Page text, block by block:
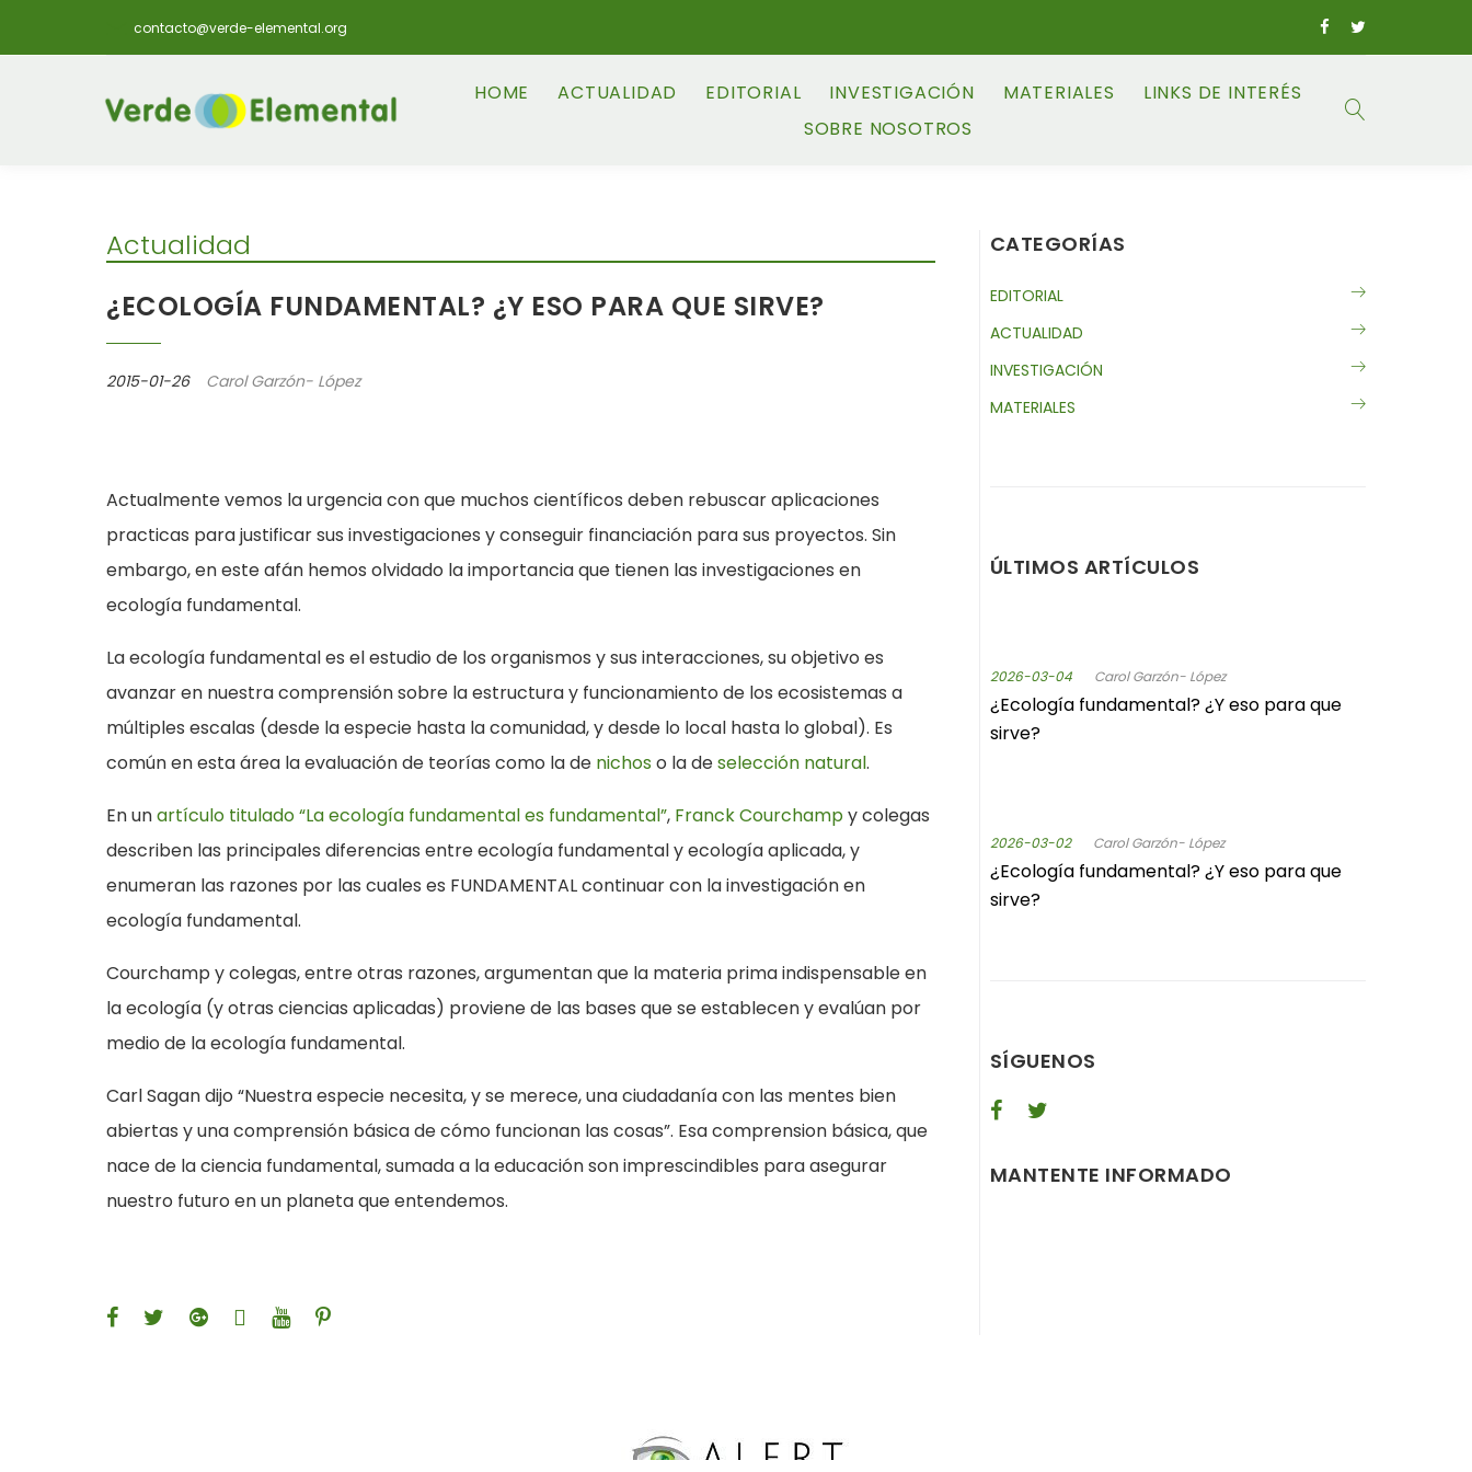
contacto@verde-elemental.org
HOME ACTUALIDAD EDITORIAL INVESTIGACIÓN MATERIALES
LINKS DE INTERÉS
SOBRE NOSOTROS
Actualidad
¿ECOLOGÍA FUNDAMENTAL? ¿Y ESO PARA QUE SIRVE?
2015-01-26 Carol Garzón- López
Actualmente vemos la urgencia con que muchos científicos deben rebuscar aplicaciones
practicas para justificar sus investigaciones y conseguir financiación para sus proyectos. Sin
embargo, en este afán hemos olvidado la importancia que tienen las investigaciones en
ecología fundamental.
La ecología fundamental es el estudio de los organismos y sus interacciones, su objetivo es
avanzar en nuestra comprensión sobre la estructura y funcionamiento de los ecosistemas a
múltiples escalas (desde la especie hasta la comunidad, y desde lo local hasta lo global). Es
común en esta área la evaluación de teorías como la de nichos o la deselección natural.
En unartículo titulado “La ecología fundamental es fundamental”, Franck Courchampy colegas
describen las principales diferencias entre ecología fundamental y ecología aplicada, y
enumeran las razones por las cuales es FUNDAMENTAL continuar con la investigación en
ecología fundamental.
Courchamp y colegas, entre otras razones, argumentan que la materia prima indispensable en
la ecología (y otras ciencias aplicadas) proviene de las bases que se establecen y evalúan por
medio de la ecología fundamental.
Carl Sagan dijo “Nuestra especie necesita, y se merece, una ciudadanía con las mentes bien
abiertas y una comprensión básica de cómo funcionan las cosas”. Esa comprension básica, que
nace de la ciencia fundamental, sumada a la educación son imprescindibles para asegurar
nuestro futuro en un planeta que entendemos.
CATEGORÍAS
EDITORIAL
ACTUALIDAD
INVESTIGACIÓN
MATERIALES
ÚLTIMOS ARTÍCULOS
2026-03-04 Carol Garzón- López
¿Ecología fundamental? ¿Y eso para que
sirve?
2026-03-02 Carol Garzón- López
¿Ecología fundamental? ¿Y eso para que
sirve?
SÍGUENOS
MANTENTE INFORMADO